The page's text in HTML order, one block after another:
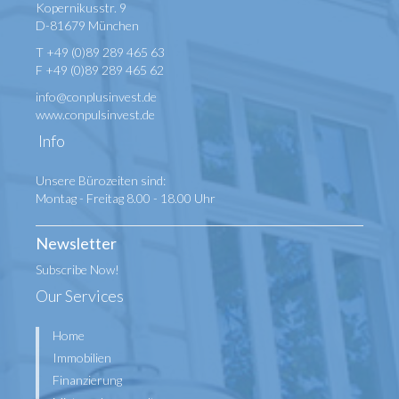
Kopernikusstr. 9
D-81679 München
T +49 (0)89 289 465 63
F +49 (0)89 289 465 62
info@conplusinvest.de
www.conpulsinvest.de
Info
Unsere Bürozeiten sind:
Montag - Freitag 8.00 - 18.00 Uhr
Newsletter
Subscribe Now!
Our Services
Home
Immobilien
Finanzierung